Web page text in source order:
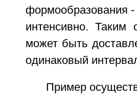
формообразования -
интенсивно. Таким
может быть
одинаковый
Пример